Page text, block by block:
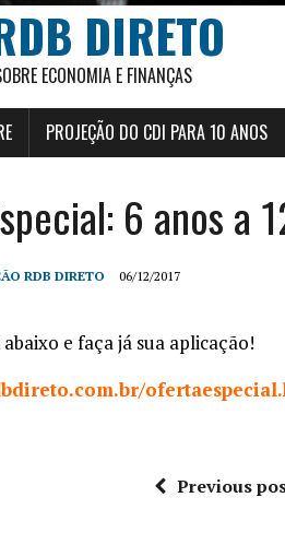
DIRETO
ECONOMIA E FINANÇAS
PROJEÇÃO DO CDI PARA 10 ANOS
6 anos a
RDB DIRETO 06/12/2017
e faça já sua aplicação!
Previous